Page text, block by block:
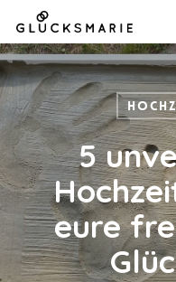
to
main
content
5
eure